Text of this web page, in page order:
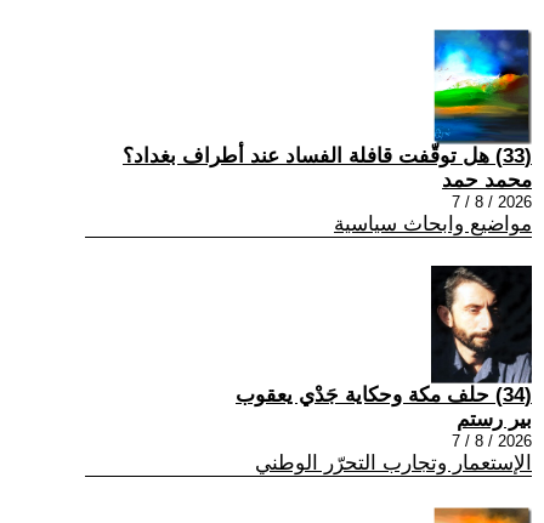
(33) هل توقّفت قافلة الفساد عند أطراف بغداد؟
محمد حمد
2026 / 8 / 7
مواضيع وابحاث سياسية
(34) حلف مكة وحكاية جَدْي يعقوب
بير رستم
2026 / 8 / 7
الإستعمار وتجارب التحرّر الوطني